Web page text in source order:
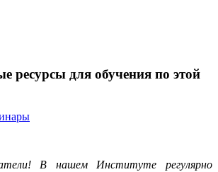
ресурсы для обучения по этой
В нашем Институте регулярно